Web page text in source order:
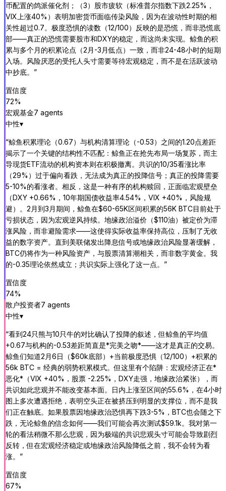
币配置的鸽派催化剂；（3）股市疲软（标准普尔指数下跌2.25%，
VIX上涨40%）表明加密货币面临传染风险，因为在波动性时期的相
关性超过0.7。极度恐惧的读数（12/100）反映的是恐慌，而非恐慌底
部——真正的恐慌需要股市和DXY的稳定，而这尚未实现。鲸鱼的积
累与多个月的积累论点（2月-3月低点）一致，而非24-48小时的短期
入场。风险厌恶的受托人头寸需要等待宏观稳定，而不是在活跃波动
中抄底。 ”
置信度
72%
宏观基金7 agents
中性▾
“鲸鱼积累理论（0.67）与机构清算理论（-0.53）之间的1.20点差距
揭示了一个关键的结构性不匹配：鲸鱼正在抢先布局一场复苏，而主
导现货ETF流动的机构资本则在积极撤离。共识的10/35看涨比率
（29%）过于偏向看跌，无法成为真正的投降信号；真正的投降需要
5-10%的看涨者。相反，这是一种有序的机构赎回，正面临宏观壁垒
（DXY +0.66%，10年期国债收益率4.54%，VIX +40%，风险规
避）。2月到3月期间，鲸鱼在$60-65K区间积累的56K BTC目前处于
亏损状态，因为宏观逆风持续。地缘政治溢价（$110油）被定价为滞
涨风险，而非避险需求——这使得实际收益率保持高位，压制了无收
益的数字资产。直到美联储发出降息信号或地缘政治风险显著缓解，
BTC仍将作为一种风险资产，与股票清算潮相关，而非数字黄金。我
的-0.35理论依然成立；共识实际上强化了这一点。 ”
置信度
74%
散户投资者7 agents
中性▾
“看到24只熊与10只牛的对比确认了投降的叙述，但鲸鱼的平均值
+0.67与机构的-0.53差距简直是*完美之吻*——这才是真正的交易。
鲸鱼们知道2月6日（$60k底部）+当前极度恐惧（12/100）+积累的
56k BTC = 经典的弱势积累模式。但这里有个陷阱：宏观经济正在*
恶化*（VIX +40%，股票 -2.25%，DXY走强，地缘政治紧张），而
共识如此悲观并不能改变基本面。日内上涨至区间的55.6%，在4小时
图上多次遭遇拒绝，表明空头正在被挤压到明显的支撑位，而不是我
们正在触底。如果股票因地缘政治恐惧再下跌3-5%，BTC也会随之下
跌，无论鲸鱼的信念如何——我们可能会再次测试$59.1k。我对第一
轮的看法稍微不那么悲观，因为极端的共识悲观头寸可能会导致剧烈
反转，但在宏观经济稳定或地缘政治风险降低之前，我不会转为看
涨。 ”
置信度
67%